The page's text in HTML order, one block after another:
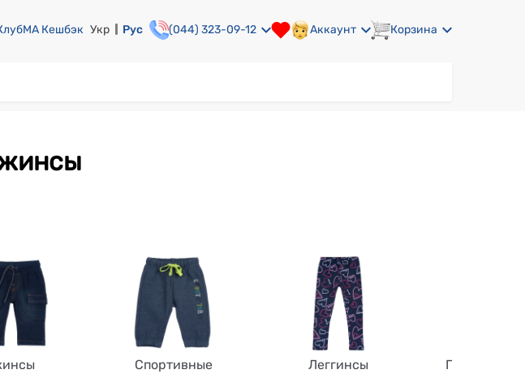
МА Кешбэк Укр Рус (044) 323-09-12 Аккаунт Корзина
Спортивные Леггинсы